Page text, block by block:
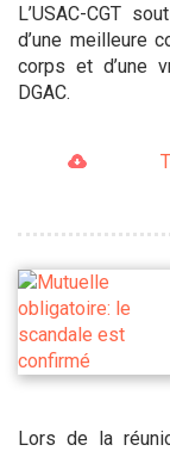
L’USAC-CGT
d’une meilleure
corps et d’une
DGAC.
Lors de la